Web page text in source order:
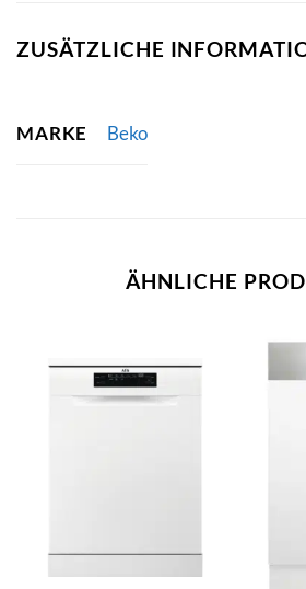
ZUSÄTZLICHE
MARKE Beko
ÄHNLICHE